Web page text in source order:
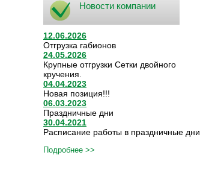
Новости компании
12.06.2026
Отгрузка габионов
24.05.2026
Крупные отгрузки Сетки двойного
кручения.
04.04.2023
Новая позиция!!!
06.03.2023
Праздничные дни
30.04.2021
Расписание работы в праздничные дни
Подробнее >>